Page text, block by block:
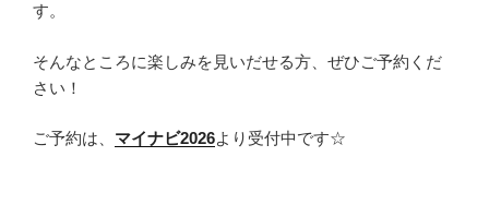
す。
そんなところに楽しみを見いだせる方、ぜひご予約くだ
さい！
ご予約は、 マイナビ2026より受付中です☆